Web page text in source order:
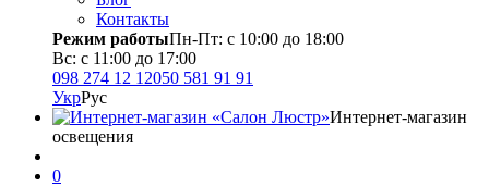
Контакты
Режим работыПн-Пт: с 10:00 до 18:00
Вс: с 11:00 до 17:00
098 274 12 12050 581 91 91
УкрРус
Интернет-магазин
освещения
0